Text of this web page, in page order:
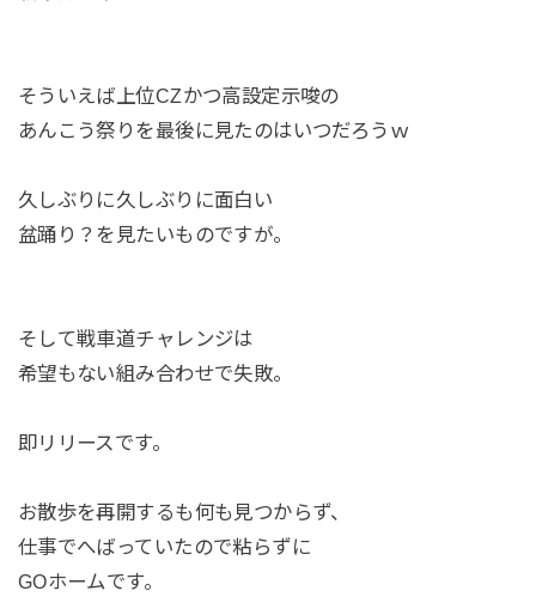
そういえば上位CZかつ高設定示唆の
あんこう祭りを最後に見たのはいつだろうｗ
久しぶりに久しぶりに面白い
盆踊り？を見たいものですが。
そして戦車道チャレンジは
希望もない組み合わせで失敗。
即リリースです。
お散歩を再開するも何も見つからず、
仕事でへばっていたので粘らずに
GOホームです。